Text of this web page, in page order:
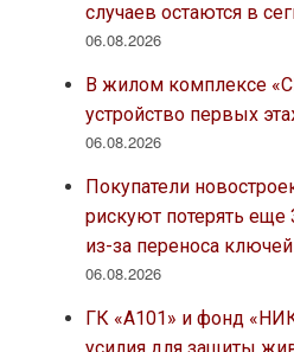
случаев остаются в
06.08.2026
В жилом комплексе
устройство первых
06.08.2026
Покупатели
рискуют потерять еще
из-за переноса ключей
06.08.2026
ГК «А101» и фонд